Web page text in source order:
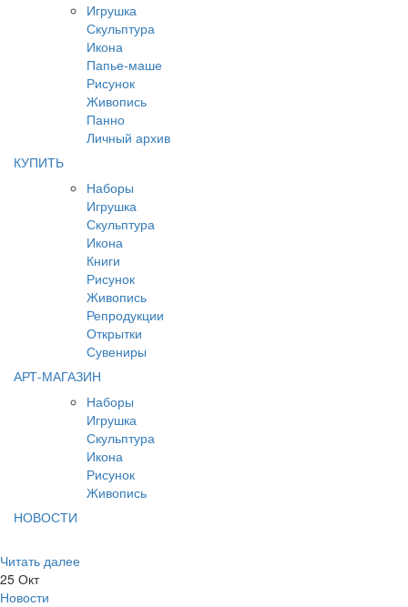
Игрушка
Скульптура
Икона
Папье-маше
Рисунок
Живопись
Панно
Личный архив
КУПИТЬ
Наборы
Игрушка
Скульптура
Икона
Книги
Рисунок
Живопись
Репродукции
Открытки
Сувениры
АРТ-МАГАЗИН
Наборы
Игрушка
Скульптура
Икона
Рисунок
Живопись
НОВОСТИ
Читать далее
25 Окт
Новости